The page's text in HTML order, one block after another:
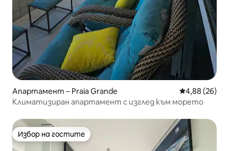
Апартамент – Praia Grande Средна
4,88 (26)
Климатизиран апартамент с изглед към морето
Избор на гостите
Избор на гостите